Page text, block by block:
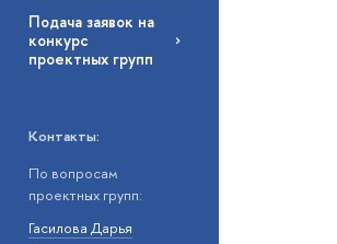
Подача заявок на
конкурс
проектных групп
Контакты:
По вопросам
проектных групп:
Гасилова Дарья